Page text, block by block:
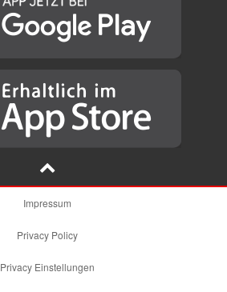
Impressum
Privacy Policy
Privacy Einstellungen